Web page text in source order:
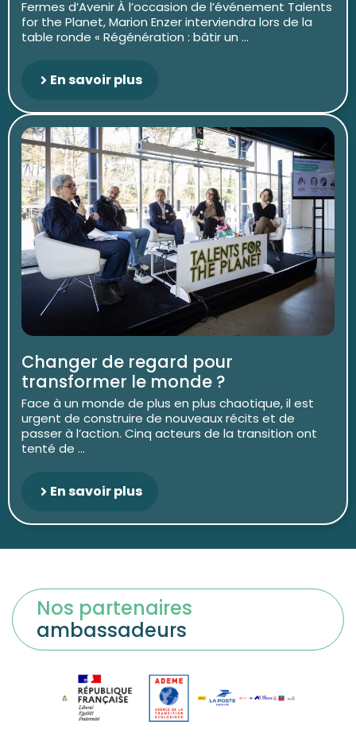
Fermes d’Avenir À l’occasion de l’événement Talents
for the Planet, Marion Enzer interviendra lors de la
table ronde « Régénération : bâtir un ...
En savoir plus
Changer de regard pour
transformer le monde ?
Face à un monde de plus en plus chaotique, il est
urgent de construire de nouveaux récits et de
passer à l’action. Cinq acteurs de la transition ont
tenté de ...
En savoir plus
Nos partenaires
ambassadeurs